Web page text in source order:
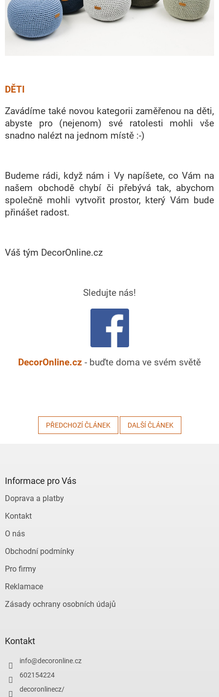
DĚTI
Zavádíme také novou kategorii zaměřenou na děti,
abyste pro (nejenom) své ratolesti mohli vše
snadno nalézt na jednom místě :-)
Budeme rádi, když nám i Vy napíšete, co Vám na
našem obchodě chybí či přebývá tak, abychom
společně mohli vytvořit prostor, který Vám bude
přinášet radost.
Váš tým DecorOnline.cz
Sledujte nás!
DecorOnline.cz - buďte doma ve svém světě
PŘEDCHOZÍ ČLÁNEK DALŠÍ ČLÁNEK
Informace pro Vás
Doprava a platby
Kontakt
O nás
Obchodní podmínky
Pro firmy
Reklamace
Zásady ochrany osobních údajů
Kontakt
info@decoronline.cz
602154224
decoronlinecz/